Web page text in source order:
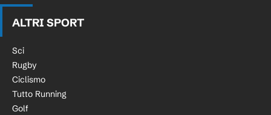
ALTRI SPORT
Sci
Rugby
Ciclismo
Tutto Running
Golf